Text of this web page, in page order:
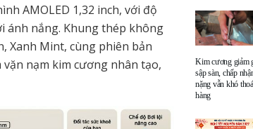
AMOLED 1,32 inch, với độ
ánh nắng. Khung thép không
Xanh Mint, cùng phiên bản
nạm kim cương nhân tạo,
Kim cương giảm
sập sàn, chấp
nặng vẫn khó
hàng